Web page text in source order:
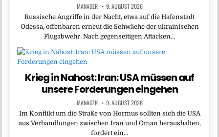
MANAGER 9. AUGUST 2026
Russische Angriffe in der Nacht, etwa auf die Hafenstadt
Odessa, offenbaren erneut die Schwäche der ukrainischen
Flugabwehr. Nach gegenseitigen Attacken…
Krieg in Nahost: Iran: USA müssen auf
unsere Forderungen eingehen
MANAGER 9. AUGUST 2026
Im Konflikt um die Straße von Hormus sollten sich die USA
aus Verhandlungen zwischen Iran und Oman heraushalten,
fordert ein…